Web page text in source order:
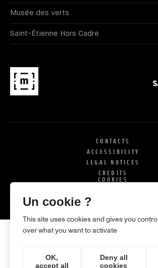
Musée des verts
Saint-Étienne Hors Cadre
CONTACTS
ACCESSIBILITY
LEGAL NOTICES
CREDITS
COOKIES
Un cookie ?
This site uses cookies and gives you control
over what you want to activate
OK,
accept all
Deny all
cookies